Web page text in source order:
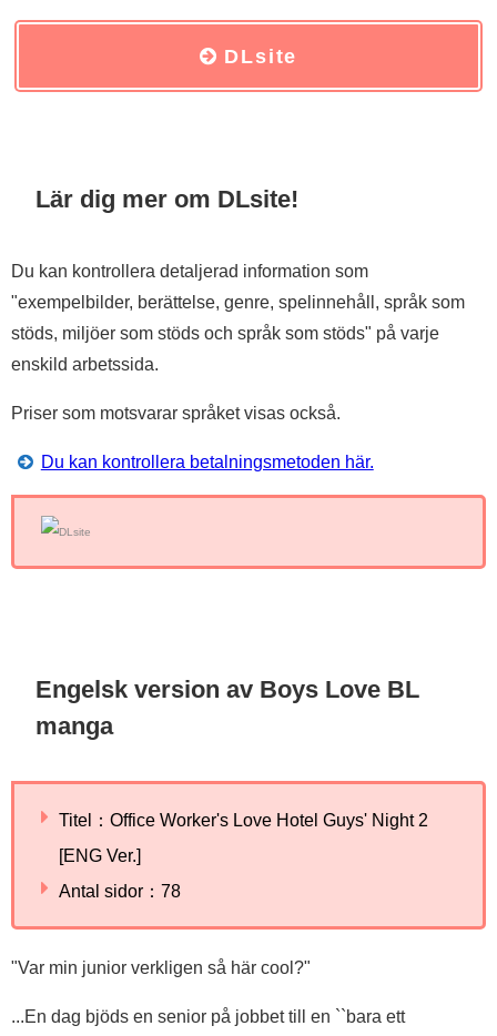
DLsite
Lär dig mer om DLsite!
Du kan kontrollera detaljerad information som
"exempelbilder, berättelse, genre, spelinnehåll, språk som
stöds, miljöer som stöds och språk som stöds" på varje
enskild arbetssida.
Priser som motsvarar språket visas också.
Du kan kontrollera betalningsmetoden här.
Engelsk version av Boys Love BL
manga
Titel：Office Worker's Love Hotel Guys' Night 2
[ENG Ver.]
Antal sidor：78
"Var min junior verkligen så här cool?"
...En dag bjöds en senior på jobbet till en ``bara ett